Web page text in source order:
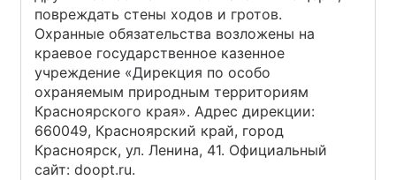
повреждать стены ходов и гротов.
Охранные обязательства возложены на
краевое государственное казенное
учреждение «Дирекция по особо
охраняемым природным территориям
Красноярского края». Адрес дирекции:
660049, Красноярский край, город
Красноярск, ул. Ленина, 41. Официальный
сайт: doopt.ru.